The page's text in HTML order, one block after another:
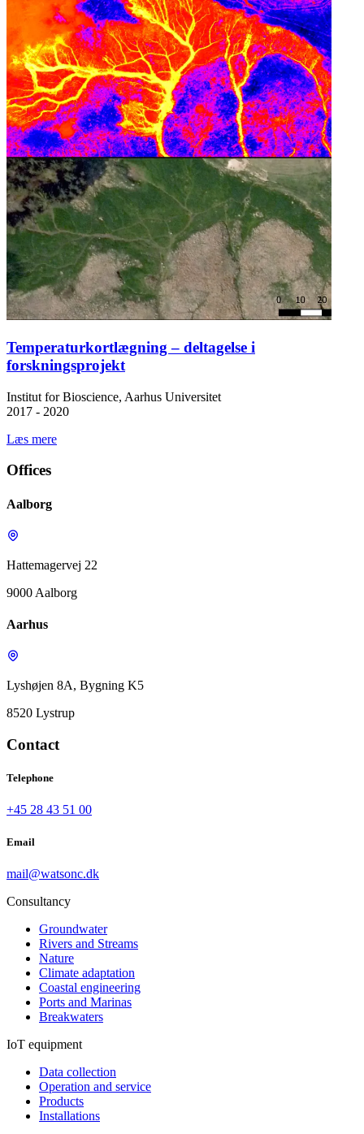
Temperaturkortlægning – deltagelse i
forskningsprojekt
Institut for Bioscience, Aarhus Universitet
2017 - 2020
Læs mere
Offices
Aalborg
Hattemagervej 22
9000 Aalborg
Aarhus
Lyshøjen 8A, Bygning K5
8520 Lystrup
Contact
Telephone
+45 28 43 51 00
Email
mail@watsonc.dk
Consultancy
Groundwater
Rivers and Streams
Nature
Climate adaptation
Coastal engineering
Ports and Marinas
Breakwaters
IoT equipment
Data collection
Operation and service
Products
Installations